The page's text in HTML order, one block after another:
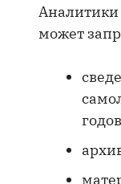
Аналитики
может